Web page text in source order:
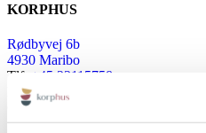
KORPHUS
Rødbyvej 6b
4930 Maribo
Tlf:
+45 23115758
Mail: info@korphus.dk
CVR 35376933
@2026 korphus